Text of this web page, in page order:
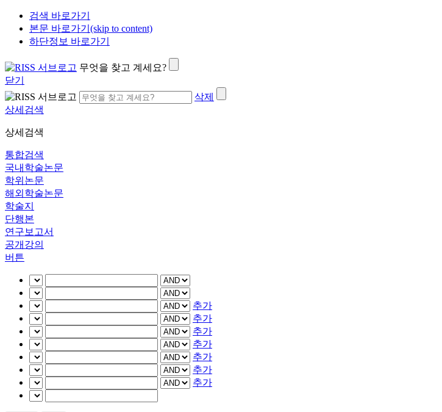
검색 바로가기
본문 바로가기(skip to content)
하단정보 바로가기
무엇을 찾고 계세요?
닫기
삭제
상세검색
상세검색
통합검색
국내학술논문
학위논문
해외학술논문
학술지
단행본
연구보고서
공개강의
버튼
추가
추가
추가
추가
추가
추가
추가